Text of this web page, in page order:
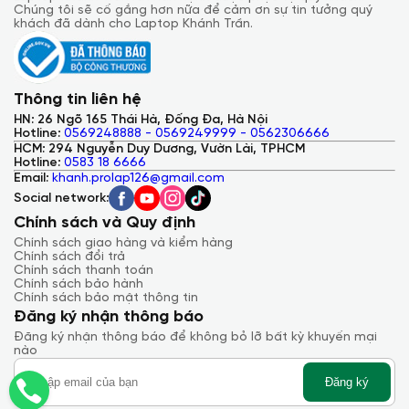
Kết Nối Linh Hoạt
Với nhiều cổng kết nối như Thunderbolt 4.0, HDMI, và USB 3.2
Gen 1 Type A, Inspiron 16 7640 Plus đảm bảo khả năng linh
hoạt và tiện lợi cho người dùng.
Phần Mềm Bảo Mật và Hỗ Trợ
Được trang bị McAfee LiveSafe 1-year và 2 năm Premium
Chúng tôi sẽ cố gắng hơn nữa để cảm ơn sự tin tưởng quý
khách đã dành cho Laptop Khánh Trần.
Thông tin liên hệ
HN: 26 Ngõ 165 Thái Hà, Đống Đa, Hà Nội
Hotline: 0569248888 - 0569249999 - 0562306666
HCM: 294 Nguyễn Duy Dương, Vườn Lài, TPHCM
Hotline: 0583 18 6666
Email: khanh.prolap126@gmail.com
Social network:
Chính sách và Quy định
Chính sách giao hàng và kiểm hàng
Chính sách đổi trả
Chính sách thanh toán
Chính sách bảo hành
Chính sách bảo mật thông tin
Đăng ký nhận thông báo
Đăng ký nhận thông báo để không bỏ lỡ bất kỳ khuyến mại
nào
Đăng ký